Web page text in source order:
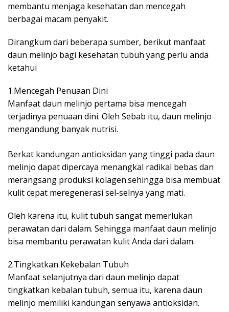
membantu menjaga kesehatan dan mencegah
berbagai macam penyakit.
Dirangkum dari beberapa sumber, berikut manfaat
daun melinjo bagi kesehatan tubuh yang perlu anda
ketahui
1.Mencegah Penuaan Dini
Manfaat daun melinjo pertama bisa mencegah
terjadinya penuaan dini. Oleh Sebab itu, daun melinjo
mengandung banyak nutrisi.
Berkat kandungan antioksidan yang tinggi pada daun
melinjo dapat dipercaya menangkal radikal bebas dan
merangsang produksi kolagen.sehingga bisa membuat
kulit cepat meregenerasi sel-selnya yang mati.
Oleh karena itu, kulit tubuh sangat memerlukan
perawatan dari dalam. Sehingga manfaat daun melinjo
bisa membantu perawatan kulit Anda dari dalam.
2.Tingkatkan Kekebalan Tubuh
Manfaat selanjutnya dari daun melinjo dapat
tingkatkan kebalan tubuh, semua itu, karena daun
melinjo memiliki kandungan senyawa antioksidan.